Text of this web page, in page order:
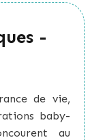
-
de vie,
baby-
au